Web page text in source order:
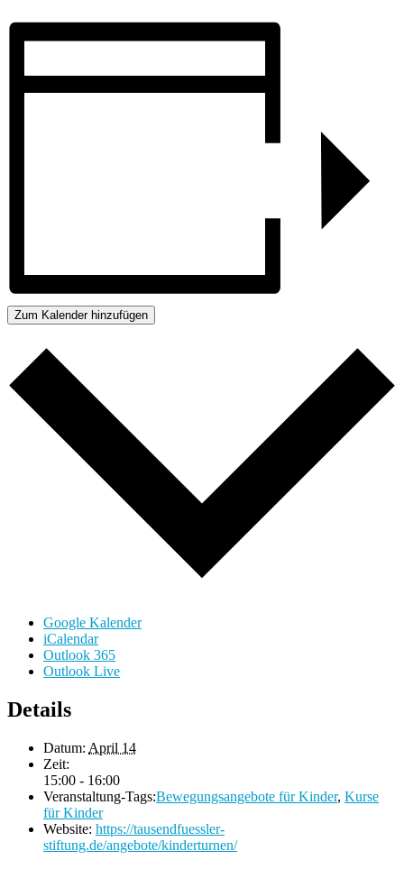
Zum Kalender hinzufügen
Google Kalender
iCalendar
Outlook 365
Outlook Live
Details
Datum: April 14
Zeit:
15:00 - 16:00
Veranstaltung-Tags:Bewegungsangebote für Kinder, Kurse
für Kinder
Website: https://tausendfuessler-
stiftung.de/angebote/kinderturnen/